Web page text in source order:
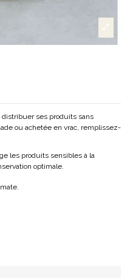
distribuer ses produits sans
ou achetée en vrac, remplissez-
les produits sensibles à la
optimale.